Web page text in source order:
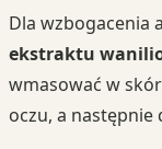
Dla wzbogacenia
ekstraktu
wmasować w
oczu, a następnie